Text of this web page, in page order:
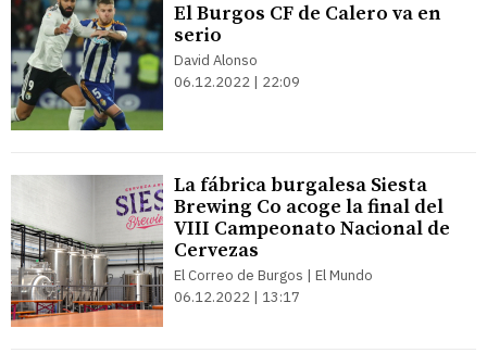
El Burgos CF de Calero va en
serio
David Alonso
06.12.2022 | 22:09
La fábrica burgalesa Siesta
Brewing Co acoge la final del
VIII Campeonato Nacional de
Cervezas
El Correo de Burgos | El Mundo
06.12.2022 | 13:17